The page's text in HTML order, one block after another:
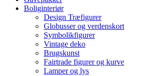
Boliginteriør
Design Træfigurer
Globusser og verdenskort
Symbolikfigurer
Vintage deko
Brugskunst
Fairtrade figurer og kurve
Lamper og lys